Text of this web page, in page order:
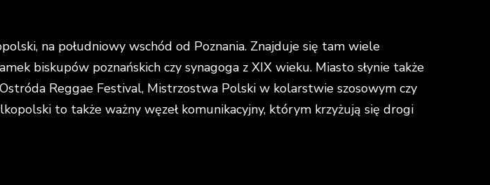
na południowy wschód od Poznania. Znajduje się tam wiele
biskupów poznańskich czy synagoga z XIX wieku. Miasto słynie także
Reggae Festival, Mistrzostwa Polski w kolarstwie szosowym czy
to także ważny węzeł komunikacyjny, którym krzyżują się drogi